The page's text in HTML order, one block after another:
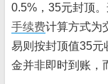
0.5%，35元封顶
手续费计算方式为
易则按封顶值35元
金并非即时到账，